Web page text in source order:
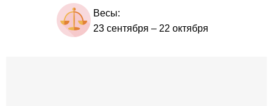
Весы:
23 сентября – 22 октября